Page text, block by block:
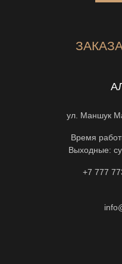
ул. Маншук
Время
Выходные:
+7 777